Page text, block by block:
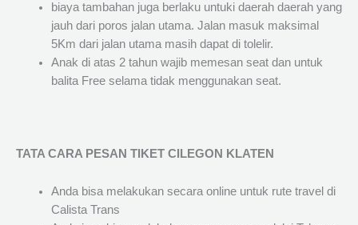
biaya tambahan juga berlaku untuki daerah daerah yang
jauh dari poros jalan utama. Jalan masuk maksimal
5Km dari jalan utama masih dapat di tolelir.
Anak di atas 2 tahun wajib memesan seat dan untuk
balita Free selama tidak menggunakan seat.
TATA CARA PESAN TIKET CILEGON KLATEN
Anda bisa melakukan secara online untuk rute travel di
Calista Trans